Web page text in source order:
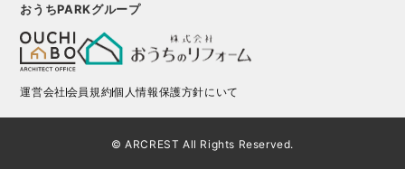
おうちPARKグループ
運営会社会員規約個人情報保護方針にいて
© ARCREST All Rights Reserved.